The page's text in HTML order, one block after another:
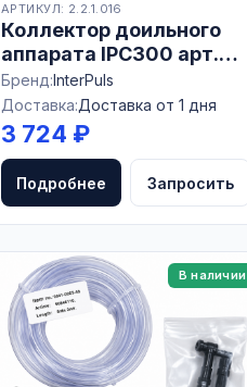
АРТИКУЛ: 2.2.1.016
Коллектор доильного
аппарата IPC300 арт.
YH-ME361AAAA
Бренд:InterPuls
Доставка:Доставка от 1 дня
3 724 ₽
Подробнее Запросить
В наличии